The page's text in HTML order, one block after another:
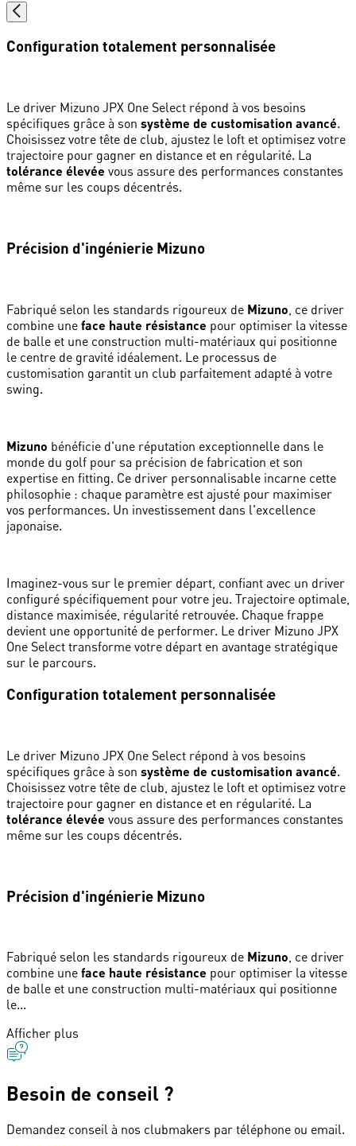
Configuration totalement personnalisée
Le driver Mizuno JPX One Select répond à vos besoins
spécifiques grâce à son système de customisation avancé.
Choisissez votre tête de club, ajustez le loft et optimisez votre
trajectoire pour gagner en distance et en régularité. La
tolérance élevée vous assure des performances constantes
même sur les coups décentrés.
Précision d'ingénierie Mizuno
Fabriqué selon les standards rigoureux de Mizuno , ce driver
combine une face haute résistance pour optimiser la vitesse
de balle et une construction multi-matériaux qui positionne
le centre de gravité idéalement. Le processus de
customisation garantit un club parfaitement adapté à votre
swing.
Mizuno bénéficie d'une réputation exceptionnelle dans le
monde du golf pour sa précision de fabrication et son
expertise en fitting. Ce driver personnalisable incarne cette
philosophie : chaque paramètre est ajusté pour maximiser
vos performances. Un investissement dans l'excellence
japonaise.
Imaginez-vous sur le premier départ, confiant avec un driver
configuré spécifiquement pour votre jeu. Trajectoire optimale,
distance maximisée, régularité retrouvée. Chaque frappe
devient une opportunité de performer. Le driver Mizuno JPX
One Select transforme votre départ en avantage stratégique
sur le parcours.
Configuration totalement personnalisée
Le driver Mizuno JPX One Select répond à vos besoins
spécifiques grâce à son système de customisation avancé.
Choisissez votre tête de club, ajustez le loft et optimisez votre
trajectoire pour gagner en distance et en régularité. La
tolérance élevée vous assure des performances constantes
même sur les coups décentrés.
Précision d'ingénierie Mizuno
Fabriqué selon les standards rigoureux de Mizuno, ce driver
combine une face haute résistance pour optimiser la vitesse
de balle et une construction multi-matériaux qui positionne
le...
Afficher plus
Besoin de conseil ?
Demandez conseil à nos clubmakers par téléphone ou email.